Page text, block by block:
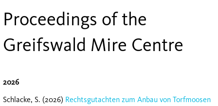
Proceedings of the
Greifswald Mire Centre
2026
Schlacke, S. (2026) Rechtsgutachten zum Anbau von Torfmoosen